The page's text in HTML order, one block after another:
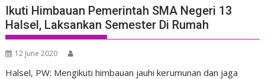
Ikuti Himbauan Pemerintah SMA Negeri 13
Halsel, Laksankan Semester Di Rumah
12 June 2020
Halsel, PW: Mengikuti himbauan jauhi kerumunan dan jaga